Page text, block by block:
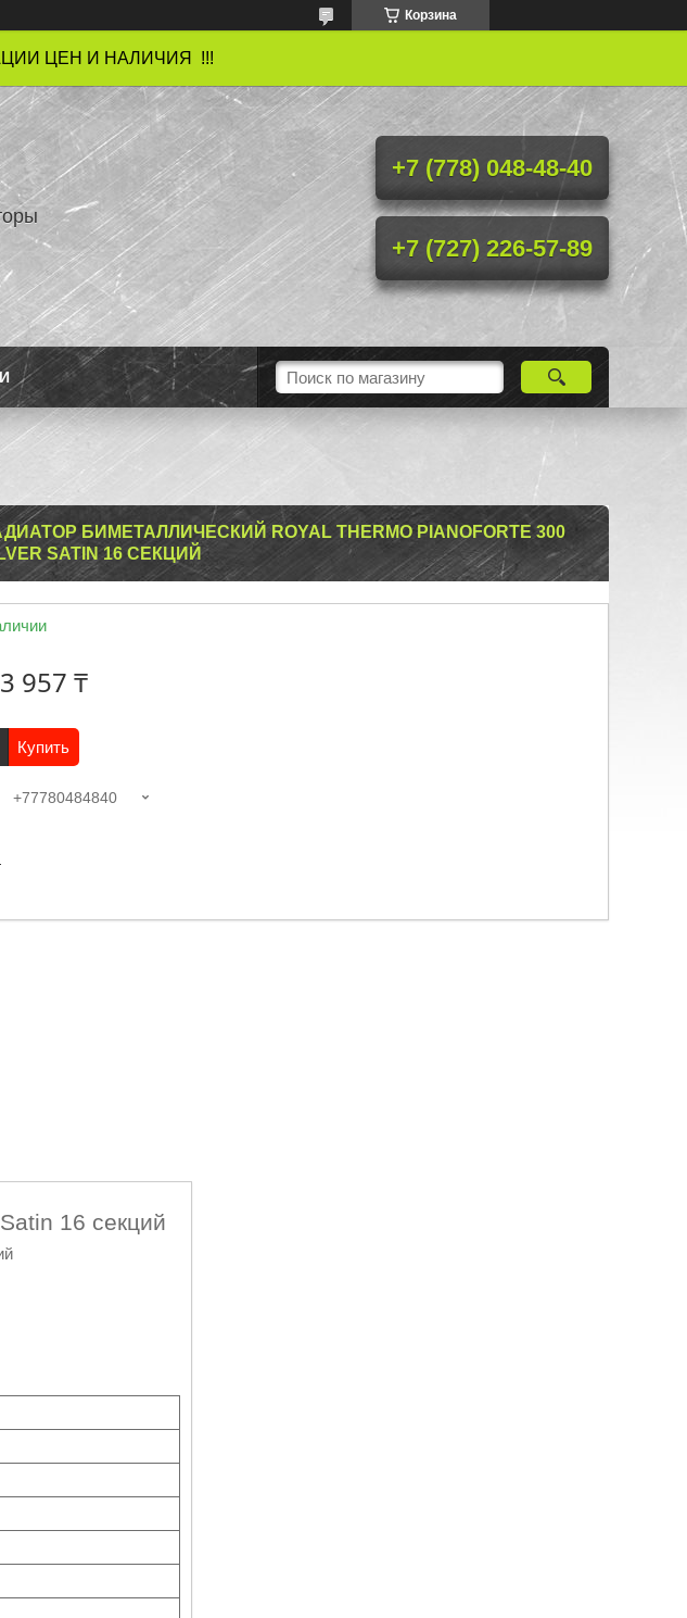
Корзина
ЦЕН И НАЛИЧИЯ !!!
+7 (778) 048-48-40
+7 (727) 226-57-89
БИМЕТАЛЛИЧЕСКИЙ ROYAL THERMO PIANOFORTE 300
SATIN 16 СЕКЦИЙ
957 ₸
Купить
+77780484840
16 секций